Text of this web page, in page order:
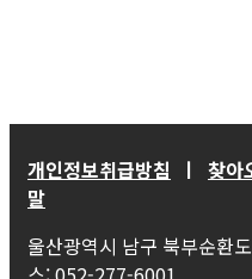
개인정보취급방침 ㅣ 찾아
말
울산광역시 남구 북부순환